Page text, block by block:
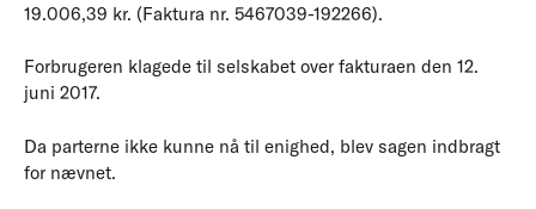
19.006,39 kr. (Faktura nr. 5467039-192266).
Forbrugeren klagede til selskabet over fakturaen den 12.
juni 2017.
Da parterne ikke kunne nå til enighed, blev sagen indbragt
for nævnet.